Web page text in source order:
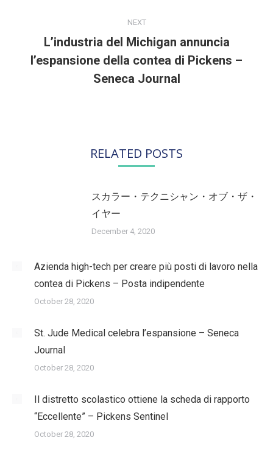
NEXT
Next
post:
L’industria del Michigan annuncia
l’espansione della contea di Pickens –
Seneca Journal
RELATED POSTS
スカラー・テクニシャン・オブ・ザ・
イヤー
December 4, 2020
Azienda high-tech per creare più posti di lavoro nella
contea di Pickens – Posta indipendente
October 28, 2020
St. Jude Medical celebra l’espansione – Seneca
Journal
October 28, 2020
Il distretto scolastico ottiene la scheda di rapporto
“Eccellente” – Pickens Sentinel
October 28, 2020